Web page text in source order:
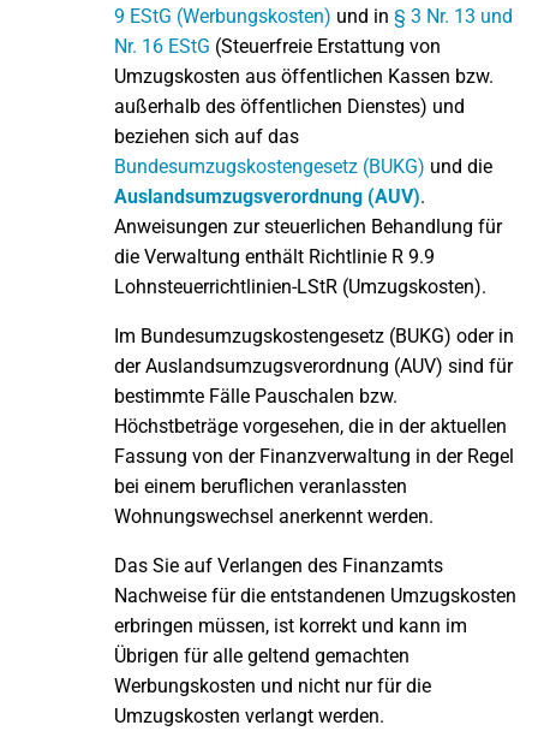
9 EStG (Werbungskosten) und in § 3 Nr. 13 und
Nr. 16 EStG (Steuerfreie Erstattung von
Umzugskosten aus öffentlichen Kassen bzw.
außerhalb des öffentlichen Dienstes) und
beziehen sich auf das
Bundesumzugskostengesetz (BUKG) und die
Auslandsumzugsverordnung (AUV).
Anweisungen zur steuerlichen Behandlung für
die Verwaltung enthält Richtlinie R 9.9
Lohnsteuerrichtlinien-LStR (Umzugskosten).
Im Bundesumzugskostengesetz (BUKG) oder in
der Auslandsumzugsverordnung (AUV) sind für
bestimmte Fälle Pauschalen bzw.
Höchstbeträge vorgesehen, die in der aktuellen
Fassung von der Finanzverwaltung in der Regel
bei einem beruflichen veranlassten
Wohnungswechsel anerkennt werden.
Das Sie auf Verlangen des Finanzamts
Nachweise für die entstandenen Umzugskosten
erbringen müssen, ist korrekt und kann im
Übrigen für alle geltend gemachten
Werbungskosten und nicht nur für die
Umzugskosten verlangt werden.